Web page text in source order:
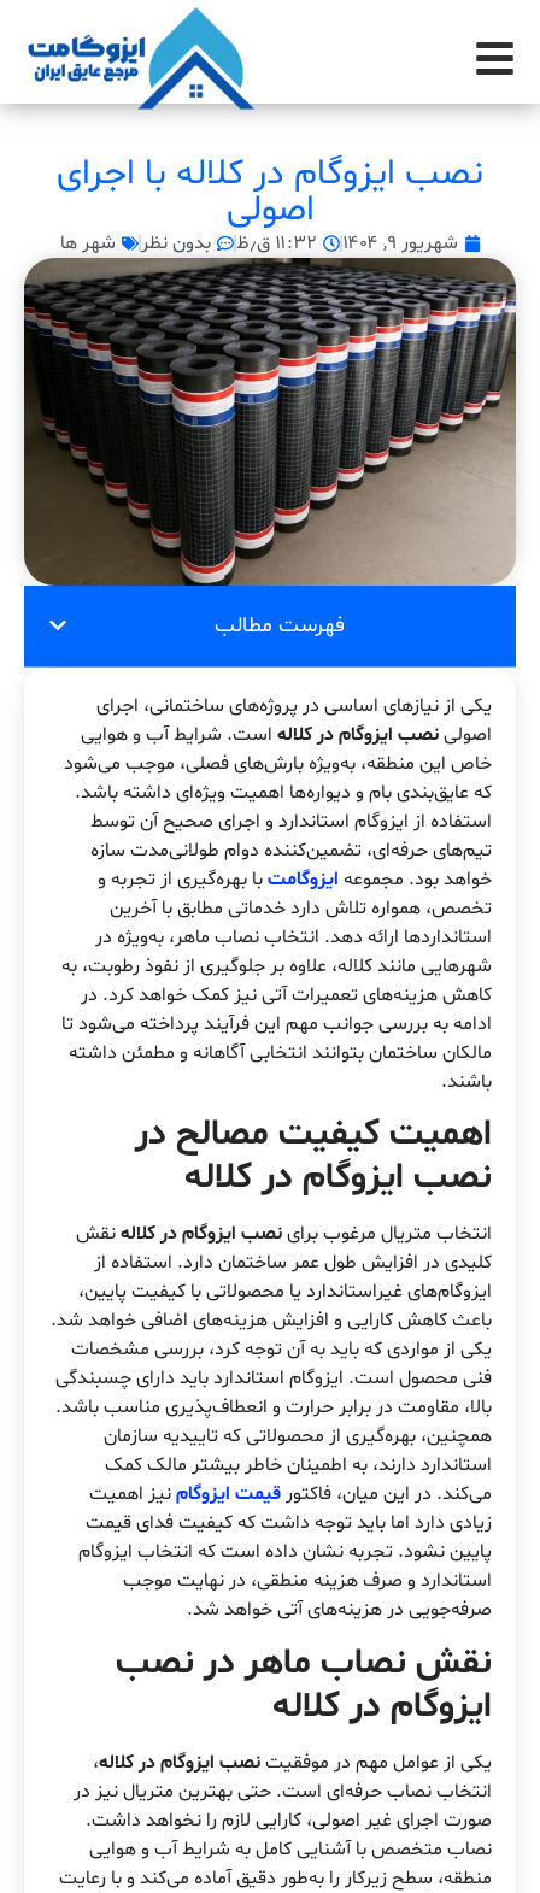
نصب ایزوگام در کلاله با اجرای
اصولی
شهریور ۹, ۱۴۰۴ ۱۱:۳۲ ق٫ظ بدون نظر شهر ها
فهرست مطالب
یکی از نیازهای اساسی در پروژه‌های ساختمانی، اجرای
اصولینصب ایزوگام در کلاله است. شرایط آب و هوایی
خاص این منطقه، به‌ویژه بارش‌های فصلی، موجب می‌شود
که عایق‌بندی بام و دیواره‌ها اهمیت ویژه‌ای داشته باشد.
استفاده از ایزوگام استاندارد و اجرای صحیح آن توسط
تیم‌های حرفه‌ای، تضمین‌کننده دوام طولانی‌مدت سازه
خواهد بود. مجموعه ایزوگامتبا بهره‌گیری از تجربه و
تخصص، همواره تلاش دارد خدماتی مطابق با آخرین
استانداردها ارائه دهد. انتخاب نصاب ماهر، به‌ویژه در
شهرهایی مانند کلاله، علاوه بر جلوگیری از نفوذ رطوبت، به
کاهش هزینه‌های تعمیرات آتی نیز کمک خواهد کرد. در
ادامه به بررسی جوانب مهم این فرآیند پرداخته می‌شود تا
مالکان ساختمان بتوانند انتخابی آگاهانه و مطمئن داشته
باشند.
اهمیت کیفیت مصالح در
نصب ایزوگام در کلاله
انتخاب متریال مرغوب براینصب ایزوگام در کلالهنقش
کلیدی در افزایش طول عمر ساختمان دارد. استفاده از
ایزوگام‌های غیراستاندارد یا محصولاتی با کیفیت پایین،
باعث کاهش کارایی و افزایش هزینه‌های اضافی خواهد شد.
یکی از مواردی که باید به آن توجه کرد، بررسی مشخصات
فنی محصول است. ایزوگام استاندارد باید دارای چسبندگی
بالا، مقاومت در برابر حرارت و انعطاف‌پذیری مناسب باشد.
همچنین، بهره‌گیری از محصولاتی که تاییدیه سازمان
استاندارد دارند، به اطمینان خاطر بیشتر مالک کمک
می‌کند. در این میان، فاکتور قیمت ایزوگامنیز اهمیت
زیادی دارد اما باید توجه داشت که کیفیت فدای قیمت
پایین نشود. تجربه نشان داده است که انتخاب ایزوگام
استاندارد و صرف هزینه منطقی، در نهایت موجب
صرفه‌جویی در هزینه‌های آتی خواهد شد.
نقش نصاب ماهر در نصب
ایزوگام در کلاله
یکی از عوامل مهم در موفقیتنصب ایزوگام در کلاله،
انتخاب نصاب حرفه‌ای است. حتی بهترین متریال نیز در
صورت اجرای غیر اصولی، کارایی لازم را نخواهد داشت.
نصاب متخصص با آشنایی کامل به شرایط آب و هوایی
منطقه، سطح زیرکار را به‌طور دقیق آماده می‌کند و با رعایت